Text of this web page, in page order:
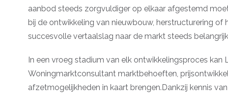
aanbod steeds zorgvuldiger op elkaar afgestemd
bij de ontwikkeling van nieuwbouw, herstructurering of
succesvolle vertaalslag naar de markt steeds
In een vroeg stadium van elk ontwikkelingsproces kan
Woningmarktconsultant marktbehoeften,
afzetmogelijkheden in kaart brengen.Dankzij kennis